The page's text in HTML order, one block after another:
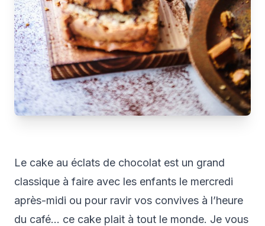
Le cake au éclats de chocolat est un grand
classique à faire avec les enfants le mercredi
après-midi ou pour ravir vos convives à l’heure
du café… ce cake plait à tout le monde. Je vous